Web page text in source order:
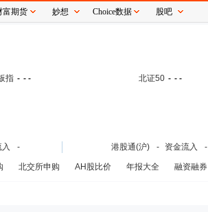
指 - - - 北证50 - - -
- 港股通(沪) - 资金流入 -
北交所申购 AH股比价 年报大全 融资融券
富期货 妙想 Choice数据 股吧